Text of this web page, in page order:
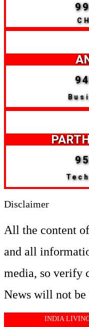
Disclaimer
All the content
and all
media, so verify
News will not be
INDIA